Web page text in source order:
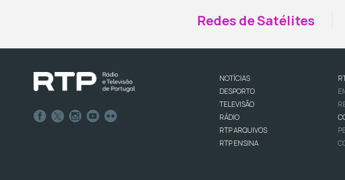
Redes de Satélites
NOTÍCIAS
DESPORTO
TELEVISÃO
RÁDIO
RTP ARQUIVOS
RTP ENSINA